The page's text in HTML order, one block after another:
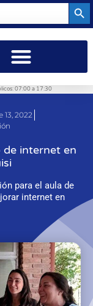
07:00 a 17:30
13, 2022
de internet en
para el aula de
internet en